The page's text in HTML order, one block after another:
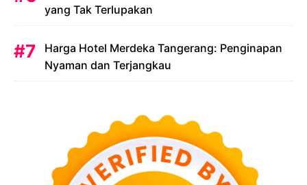
yang Tak Terlupakan
Harga Hotel Merdeka Tangerang: Penginapan
Nyaman dan Terjangkau